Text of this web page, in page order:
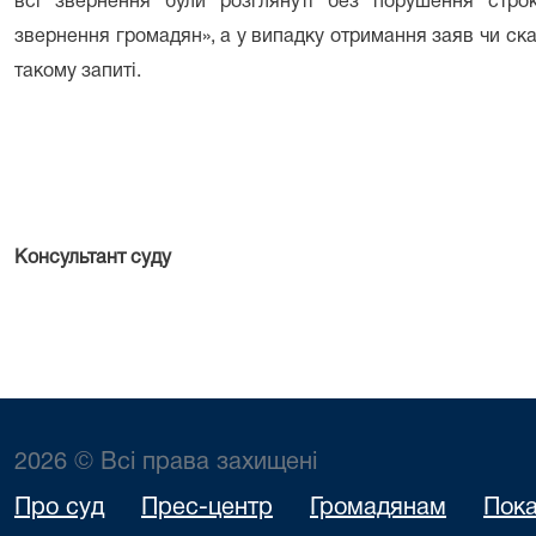
звернення громадян», а у випадку отримання заяв чи
такому запиті.
Консультант суду
2026 © Всі права захищені
Про суд Прес-центр Громадянам